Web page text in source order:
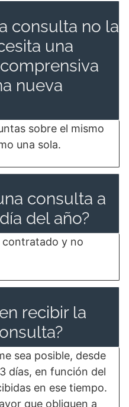
consulta no la
una
nueva
sobre el mismo
una sola.
consulta a
del año?
contratado y no
recibir la
sea posible, desde
días, en función del
en ese tiempo.
que obliguen a